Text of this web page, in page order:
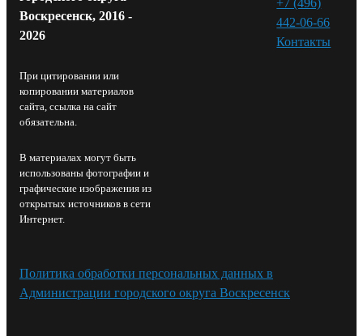
Воскресенск, 2016 -
2026
При цитировании или
копировании материалов
сайта, ссылка на сайт
обязательна.
В материалах могут быть
использованы фотографии и
графические изображения из
открытых источников в сети
Интернет.
442-06-66
Контакты⁠
Политика обработки персональных данных в
Администрации городского округа Воскресенск